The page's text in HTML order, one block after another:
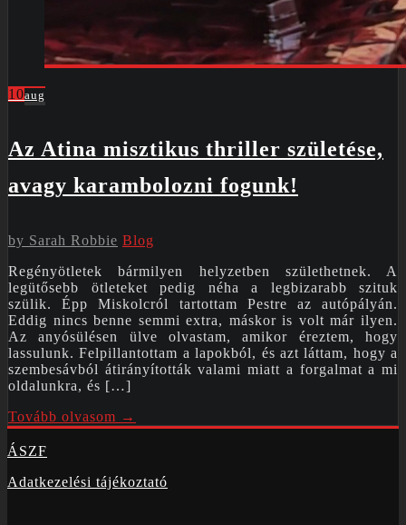
10aug
Az Atina misztikus thriller születése,
avagy karambolozni fogunk!
by Sarah Robbie Blog
Regényötletek bármilyen helyzetben születhetnek. A
legütősebb ötleteket pedig néha a legbizarabb szituk
szülik. Épp Miskolcról tartottam Pestre az autópályán.
Eddig nincs benne semmi extra, máskor is volt már ilyen.
Az anyósülésen ülve olvastam, amikor éreztem, hogy
lassulunk. Felpillantottam a lapokból, és azt láttam, hogy a
szembesávból átirányították valami miatt a forgalmat a mi
oldalunkra, és […]
Tovább olvasom →
ÁSZF
Adatkezelési tájékoztató